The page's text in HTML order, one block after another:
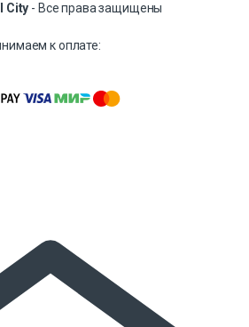
City - Все права защищены
к оплате: